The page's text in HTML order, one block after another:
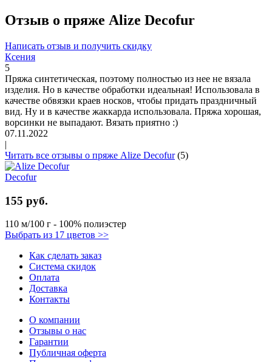
Отзыв о пряже Alize Decofur
Написать отзыв и получить скидку
Ксения
5
Пряжа синтетическая, поэтому полностью из нее не вязала
изделия. Но в качестве обработки идеальная! Использовала в
качестве обвязки краев носков, чтобы придать праздничный
вид. Ну и в качестве жаккарда использовала. Пряжа хорошая,
ворсинки не выпадают. Вязать приятно :)
07.11.2022
|
Читать все отзывы о пряже Alize Decofur(5)
Decofur
155 руб.
110 м/100 г - 100% полиэстер
Выбрать из 17 цветов >>
Как сделать заказ
Система скидок
Оплата
Доставка
Контакты
О компании
Отзывы о нас
Гарантии
Публичная оферта